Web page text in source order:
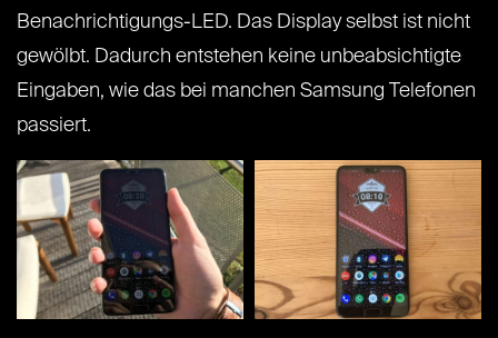
Benachrichtigungs-LED. Das Display selbst ist nicht
gewölbt. Dadurch entstehen keine unbeabsichtigte
Eingaben, wie das bei manchen Samsung Telefonen
passiert.